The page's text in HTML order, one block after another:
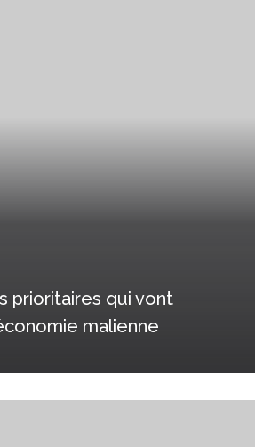
prioritaires qui vont
malienne